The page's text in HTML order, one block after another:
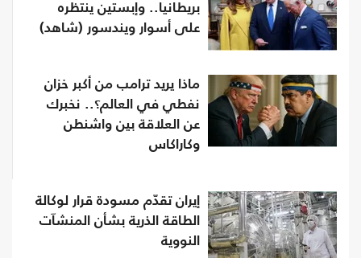
بريطانيا.. وإبستين ينتظره
على أسوار ويندسور (شاهد)
ماذا يريد ترامب من أكبر خزان
نفطي في العالم؟.. نخبرك
عن العلاقة بين واشنطن
وكاراكاس
إيران تقدّم مسودة قرار لوكالة
الطاقة الذرية بشأن المنشآت
النووية